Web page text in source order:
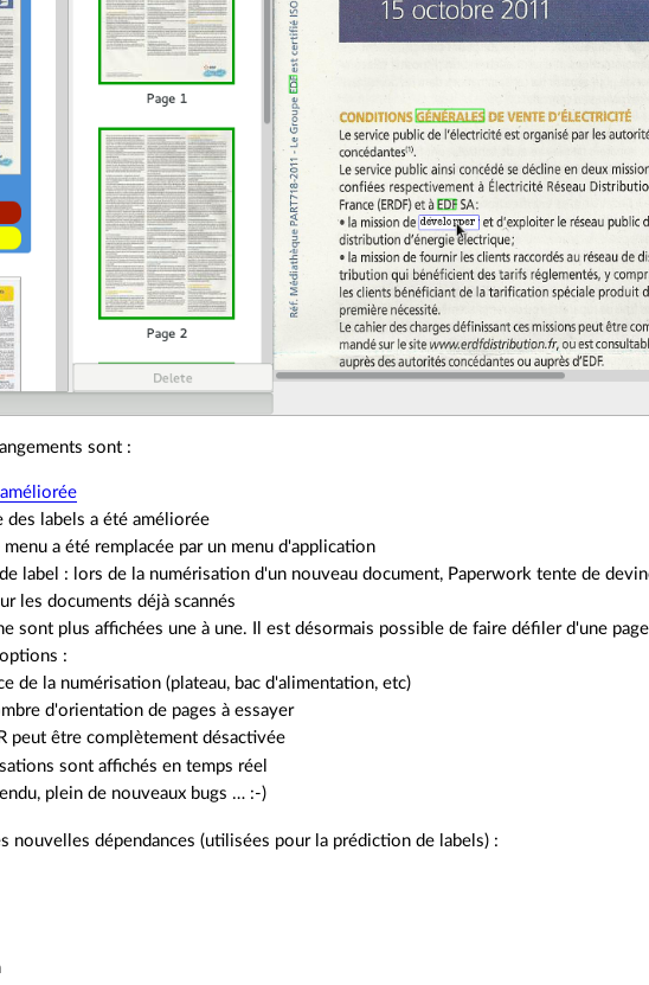
sont :
des labels a été améliorée
menu a été remplacée par un menu d'application
label : lors de la numérisation d'un nouveau document, Paperwork tente de
les documents déjà scannés
sont plus affichées une à une. Il est désormais possible de faire défiler d'une
:
de la numérisation (plateau, bac d'alimentation, etc)
d'orientation de pages à essayer
peut être complètement désactivée
sont affichés en temps réel
plein de nouveaux bugs … :-)
nouvelles dépendances (utilisées pour la prédiction de labels) :